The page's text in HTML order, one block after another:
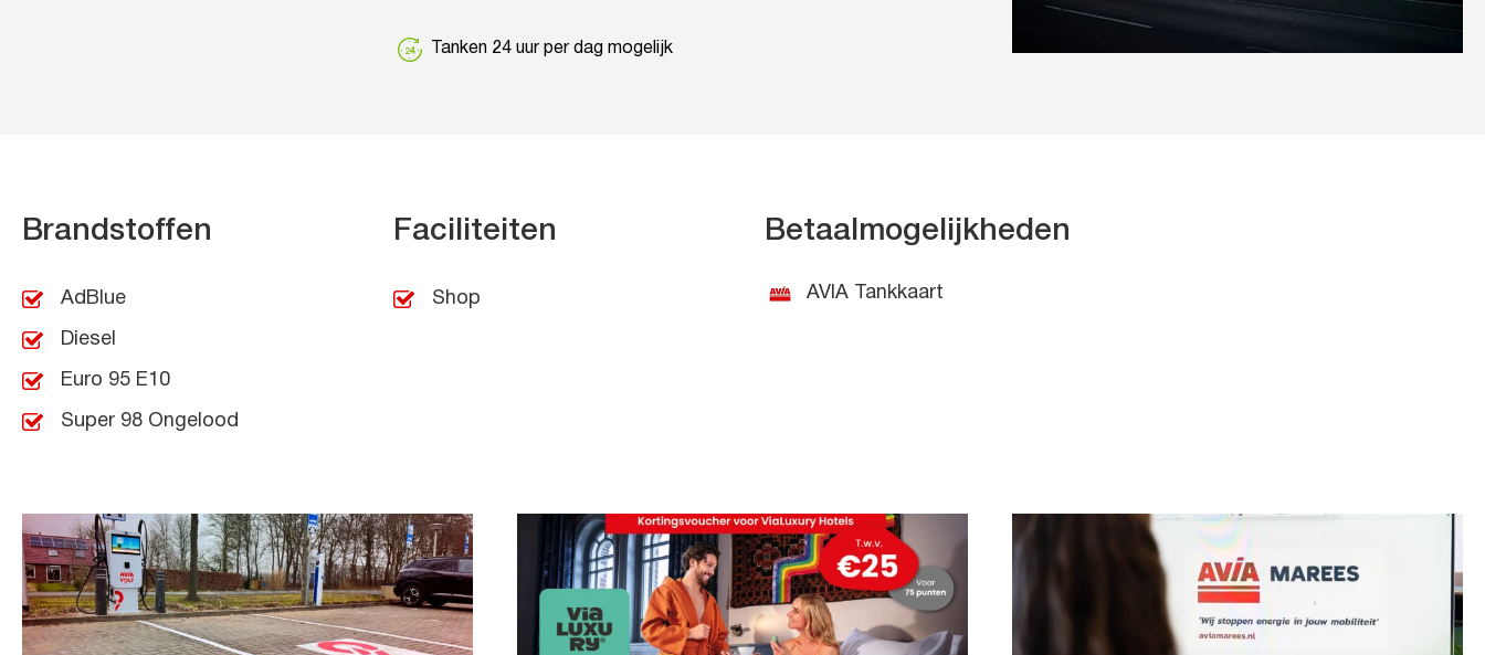
Tanken 24 uur per dag mogelijk
Brandstoffen
AdBlue
Diesel
Euro 95 E10
Super 98 Ongelood
Faciliteiten
Shop
Betaalmogelijkheden
AVIA Tankkaart